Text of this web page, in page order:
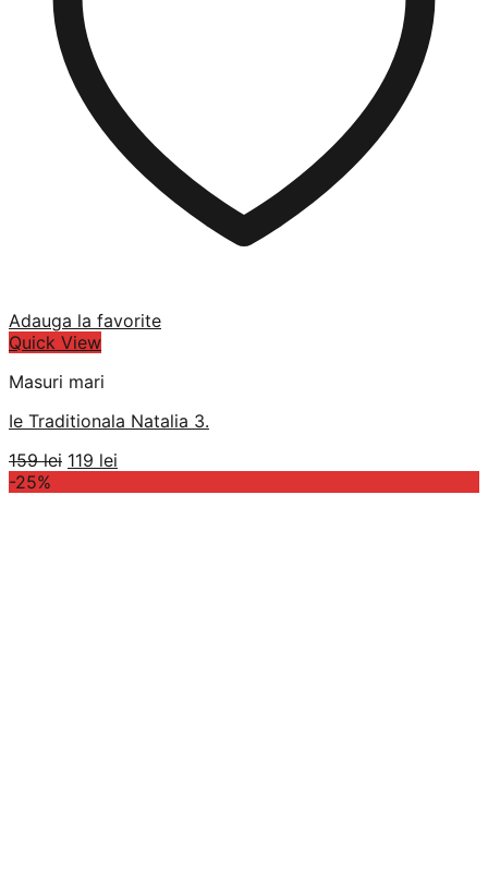
Adauga la favorite
Quick View
Masuri mari
Ie Traditionala Natalia 3.
159lei Prețul
119 lei
-25%